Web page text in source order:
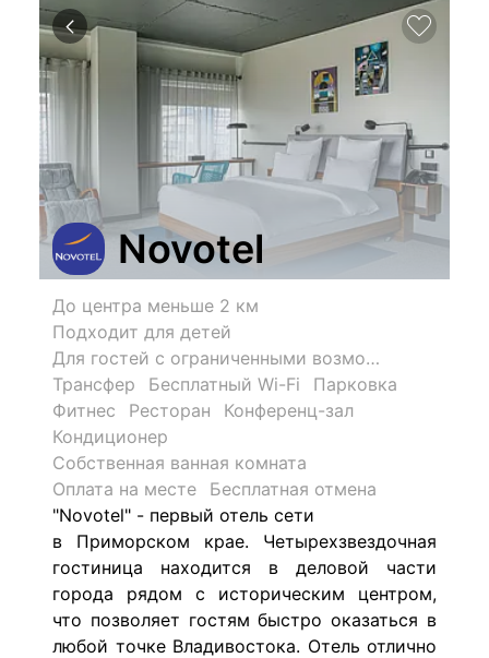
Novotel
До центра меньше 2 км
Подходит для детей
Для гостей с ограниченными возможностями
Трансфер
Бесплатный Wi-Fi
Парковка
Фитнес
Ресторан
Конференц-зал
Кондиционер
Собственная ванная комната
Оплата на месте
Бесплатная отмена
"Novotel" - первый отель сети
в Приморском крае. Четырехзвездочная
гостиница находится в деловой части
города рядом с историческим центром,
что позволяет гостям быстро оказаться в
любой точке Владивостока. Отель отлично